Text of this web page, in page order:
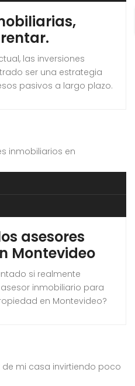
las inversiones
ser una estrategia
pasivos a largo plazo.
asesores
Montevideo
si realmente
inmobiliario para
en Montevideo?